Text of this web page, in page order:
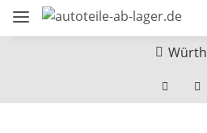
Würth